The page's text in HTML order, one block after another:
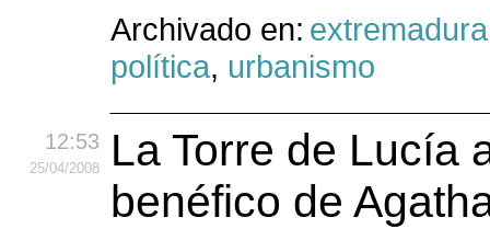
Archivado en: extremadura
política, urbanismo
12:53
25/04/2008
La Torre de Lucía
benéfico de